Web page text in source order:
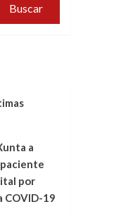
Buscar
a
por
COVID-19